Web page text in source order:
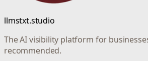
llmstxt.studio
The AI visibility platform for
recommended.